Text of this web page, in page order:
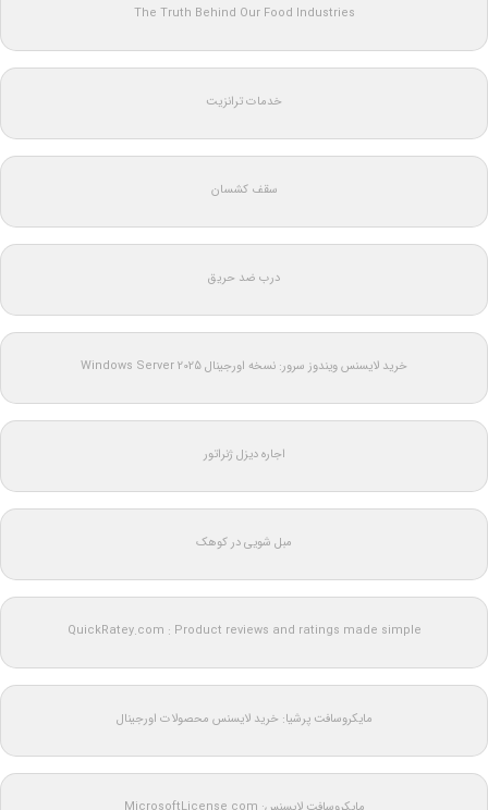
The Truth Behind Our Food Industries
خدمات ترانزیت
سقف کشسان
درب ضد حریق
خرید لایسنس ویندوز سرور: نسخه اورجینال Windows Server 2025
اجاره دیزل ژنراتور
مبل شویی در کوهک
QuickRatey.com : Product reviews and ratings made simple
مایکروسافت پرشیا: خرید لایسنس محصولات اورجینال